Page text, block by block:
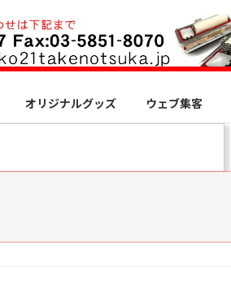
オリジナルグッズ ウェブ集客